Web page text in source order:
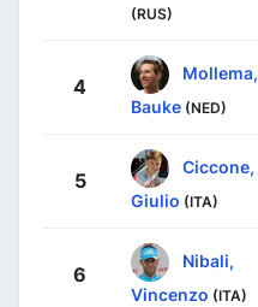
(RUS)
4
Mollema,
Bauke (NED)
5
Ciccone,
Giulio (ITA)
6
Nibali,
Vincenzo (ITA)